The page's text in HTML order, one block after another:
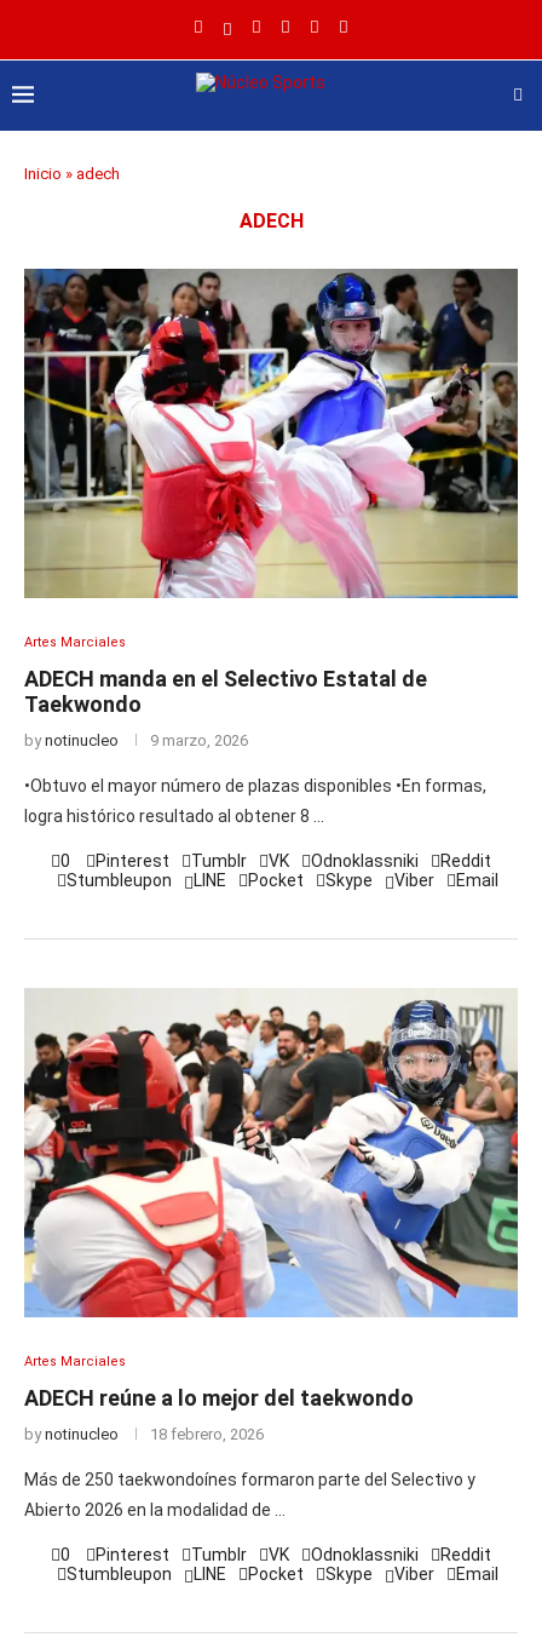
Inicio » adech
ADECH
Artes Marciales
ADECH manda en el Selectivo Estatal de
Taekwondo
bynotinucleo 9 marzo, 2026
•Obtuvo el mayor número de plazas disponibles •En formas,
logra histórico resultado al obtener 8 …
0 Pinterest Tumblr VK Odnoklassniki
Reddit
Stumbleupon
LINE Pocket Skype Viber Email
Artes Marciales
ADECH reúne a lo mejor del taekwondo
bynotinucleo 18 febrero, 2026
Más de 250 taekwondoínes formaron parte del Selectivo y
Abierto 2026 en la modalidad de …
0 Pinterest Tumblr VK Odnoklassniki
Reddit
Stumbleupon
LINE Pocket Skype Viber Email